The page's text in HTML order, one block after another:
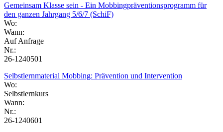
Gemeinsam Klasse sein - Ein Mobbingpräventionsprogramm für
den ganzen Jahrgang 5/6/7 (SchiF)
Wo:
Wann:
Auf Anfrage
Nr.:
26-1240501
Selbstlernmaterial Mobbing: Prävention und Intervention
Wo:
Selbstlernkurs
Wann:
Nr.:
26-1240601